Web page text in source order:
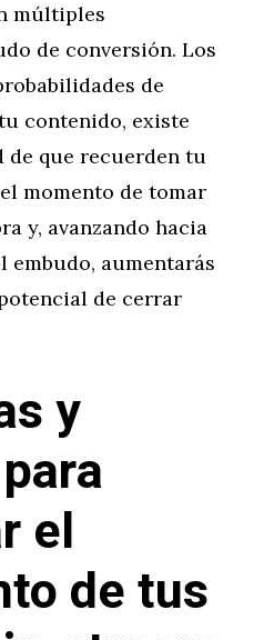
múltiples
de conversión. Los
de
contenido, existe
de que recuerden tu
momento de tomar
y, avanzando hacia
embudo, aumentarás
de cerrar
y
el
de tus